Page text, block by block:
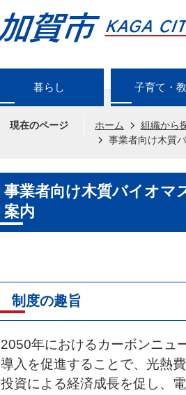
暮らし 子育て・
現在のページ ホーム
組織から
事業者向け木質
事業者向け木質バイオマ
案内
制度の趣旨
2050年におけるカーボンニュ
導入を促進することで、光熱
投資による経済成長を促し、